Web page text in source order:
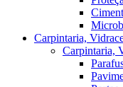
Carpintaria,
Carpintaria,